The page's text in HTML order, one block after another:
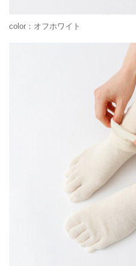
color：オフホワイト